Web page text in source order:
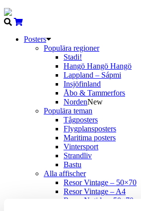
Posters
Populära regioner
Stadi!
Hangö Hangö Hangö
Lappland – Sápmi
Insjöfinland
Åbo & Tammerfors
NordenNew
Populära teman
Tågposters
Flygplansposters
Maritima posters
Vintersport
Strandliv
Bastu
Alla affischer
Resor Vintage – 50×70
Resor Vintage – A4
Resor Nutida – 50×70